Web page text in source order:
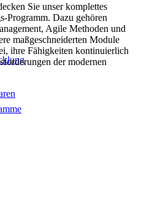
Sie unser komplettes
Programm. Dazu gehören
Agile Methoden und
maßgeschneiderten Module
ihre Fähigkeiten kontinuierlich
der modernen